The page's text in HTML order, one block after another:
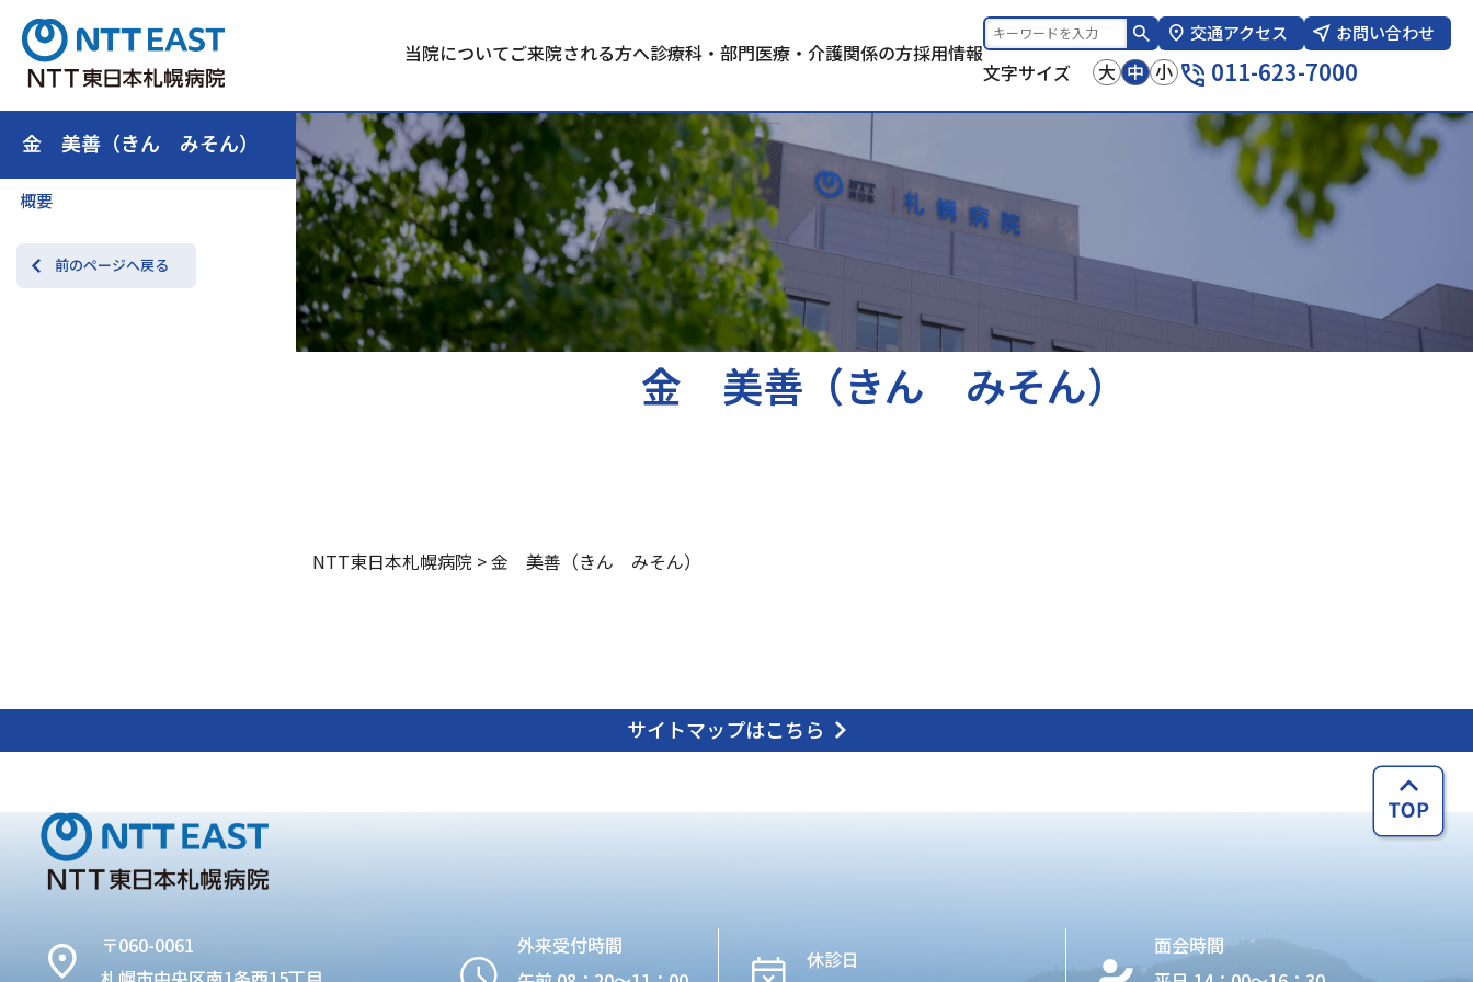
当院についてご来院される方へ診療科・部門医療・介護関係の方採用情報
交通アクセス お問い合わせ
文字サイズ 大 中 小 011-623-7000
金 美善（きん みそん）
概要
前のページへ戻る
金 美善（きん みそん）
NTT東日本札幌病院 >金 美善（きん みそん）
サイトマップはこちら
〒060-0061
外来受付時間
休診日
面会時間